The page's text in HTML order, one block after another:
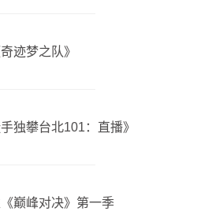
迹梦之队》
独攀台北101：直播》
巅峰对决》第一季